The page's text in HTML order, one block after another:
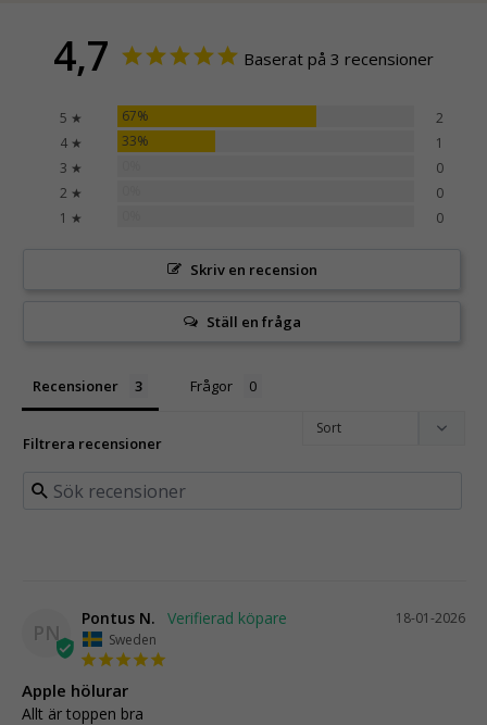
4,7 Baserat på 3 recensioner
5 ★ 67%
2
4 ★
33%
1
3 ★
0
2 ★
0
1 ★
0
Skriv en recension
Ställ en fråga
Recensioner Frågor
Filtrera recensioner
PN
18-01-2026
Pontus N.
Sweden
Apple hölurar
Allt är toppen bra